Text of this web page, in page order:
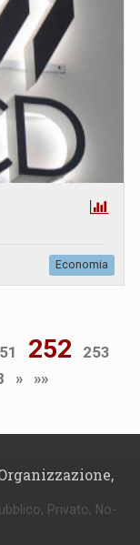
Economia
252
253
» »»
Privato, No-